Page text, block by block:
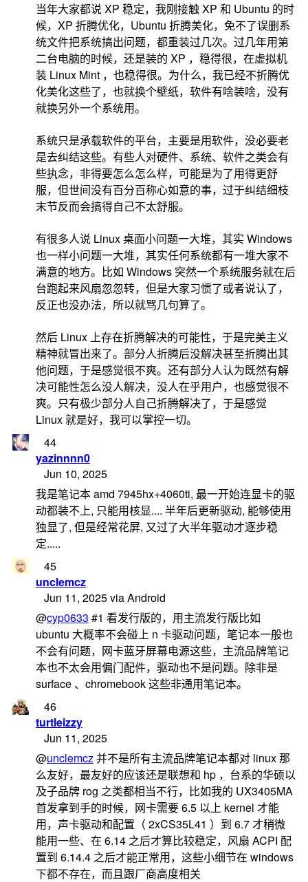
当年大家都说 XP 稳定，我刚接触 XP 和 Ubuntu 的时
候，XP 折腾优化，Ubuntu 折腾美化，免不了误删系
统文件把系统搞出问题，都重装过几次。过几年用第
二台电脑的时候，还是装的 XP ，稳得很，在虚拟机
装 Linux Mint ，也稳得很。为什么，我已经不折腾优
化美化这些了，也就换个壁纸，软件有啥装啥，没有
就换另外一个系统用。
系统只是承载软件的平台，主要是用软件，没必要老
是去纠结这些。有些人对硬件、系统、软件之类会有
些执念，非得要怎么怎么样，可能是为了用得更舒
服，但世间没有百分百称心如意的事，过于纠结细枝
末节反而会搞得自己不太舒服。
有很多人说 Linux 桌面小问题一大堆，其实 Windows
也一样小问题一大堆，其实任何系统都有一堆大家不
满意的地方。比如 Windows 突然一个系统服务就在后
台跑起来风扇忽忽转，但是大家习惯了或者说认了，
反正也没办法，所以就骂几句算了。
然后 Linux 上存在折腾解决的可能性，于是完美主义
精神就冒出来了。部分人折腾后没解决甚至折腾出其
他问题，于是感觉很不爽。还有部分人认为既然有解
决可能性怎么没人解决，没人在乎用户，也感觉很不
爽。只有极少部分人自己折腾解决了，于是感觉
Linux 就是好，我可以掌控一切。
44
yazinnnn0
Jun 10, 2025
我是笔记本 amd 7945hx+4060ti, 最一开始连显卡的驱
动都装不上, 只能用核显.... 半年后更新驱动, 能够使用
独显了, 但是经常花屏, 又过了大半年驱动才逐步稳
定.....
45
unclemcz
Jun 11, 2025 via Android
@cyp0633 #1 看发行版的，用主流发行版比如
ubuntu 大概率不会碰上 n 卡驱动问题，笔记本一般也
不会有问题，网卡蓝牙屏幕电源这些，主流品牌笔记
本也不太会用偏门配件，驱动也不是问题。除非是
surface 、chromebook 这些非通用笔记本。
46
turtleizzy
Jun 11, 2025
@unclemcz并不是所有主流品牌笔记本都对 linux 那
么友好，最友好的应该还是联想和 hp ，台系的华硕以
及子品牌 rog 之类都相当不行，比如我的 UX3405MA
首发拿到手的时候，网卡需要 6.5 以上 kernel 才能
用，声卡驱动和配置（ 2xCS35L41 ）到 6.7 才稍微
能用一些、在 6.14 之后才算比较稳定，风扇 ACPI 配
置到 6.14.4 之后才能正常用，这些小细节在 windows
下都不存在，而且跟厂商高度相关